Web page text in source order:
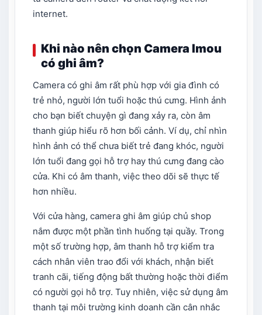
internet.
Khi nào nên chọn Camera Imou
có ghi âm?
Camera có ghi âm rất phù hợp với gia đình có
trẻ nhỏ, người lớn tuổi hoặc thú cưng. Hình ảnh
cho bạn biết chuyện gì đang xảy ra, còn âm
thanh giúp hiểu rõ hơn bối cảnh. Ví dụ, chỉ nhìn
hình ảnh có thể chưa biết trẻ đang khóc, người
lớn tuổi đang gọi hỗ trợ hay thú cưng đang cào
cửa. Khi có âm thanh, việc theo dõi sẽ thực tế
hơn nhiều.
Với cửa hàng, camera ghi âm giúp chủ shop
nắm được một phần tình huống tại quầy. Trong
một số trường hợp, âm thanh hỗ trợ kiểm tra
cách nhân viên trao đổi với khách, nhận biết
tranh cãi, tiếng động bất thường hoặc thời điểm
có người gọi hỗ trợ. Tuy nhiên, việc sử dụng âm
thanh tại môi trường kinh doanh cần cân nhắc